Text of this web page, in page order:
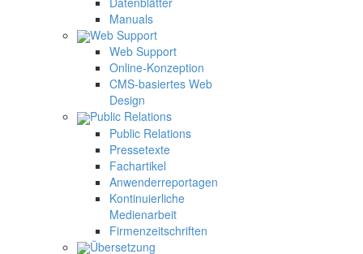
Manuals
Web Support
Web Support
Online-Konzeption
CMS-basiertes Web
Design
Public Relations
Public Relations
Pressetexte
Fachartikel
Anwenderreportagen
Kontinuierliche
Medienarbeit
Firmenzeitschriften
Übersetzung